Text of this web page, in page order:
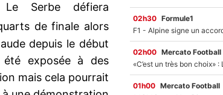
Serbe défiera
de finale alors
depuis le début
exposée à des
mais cela pourrait
02h30 Formule1
02h00 Mercato Football
01h00 Mercato Football